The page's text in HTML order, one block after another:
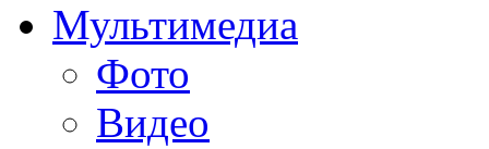
Мультимедиа
Фото
Видео